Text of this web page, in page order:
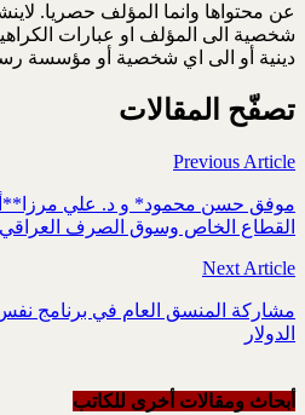
عن محتواها وانما المؤلف حصريا.
شخصية الى المؤلف او عبارات
دينية أو الى اي شخصية أو مؤسسة
تصفّح المقالات
Previous Article
موفق حسن محمود* و د. علي
القطاع الخاص وسوق الصرف العراقي
Next Article
مشاركة المنسق العام في برنامج
الدولار
أبحاث ومقالات أخرى للکاتب